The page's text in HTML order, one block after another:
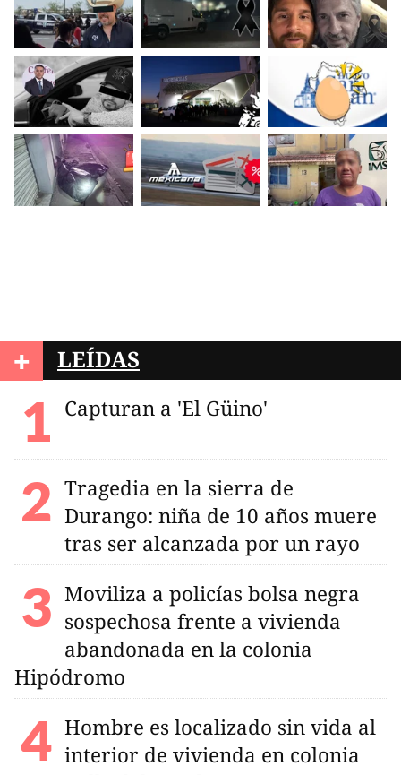
+ LEÍDAS
Capturan a 'El Güino'
Tragedia en la sierra de
Durango: niña de 10 años muere
tras ser alcanzada por un rayo
Moviliza a policías bolsa negra
sospechosa frente a vivienda
abandonada en la colonia
Hipódromo
Hombre es localizado sin vida al
interior de vivienda en colonia